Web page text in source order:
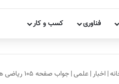
فناوری کسب و کار
|اخبار|علمی|جواب صفحه ۱۰۵ ریاضی هفتم ✏️ فعالیت و کاردرکلاس با تدریس ویدیویی